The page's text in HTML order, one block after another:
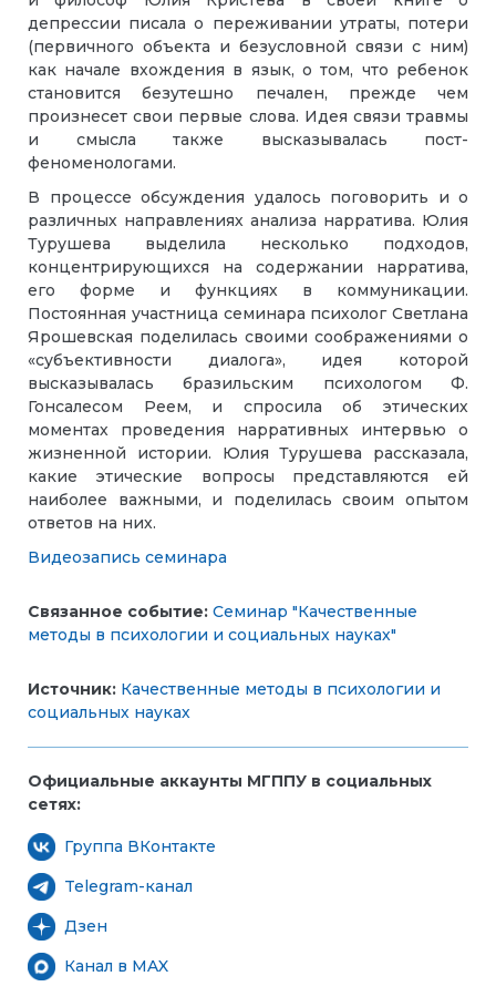
депрессии писала о переживании утраты, потери
(первичного объекта и безусловной связи с ним)
как начале вхождения в язык, о том, что ребенок
становится безутешно печален, прежде чем
произнесет свои первые слова. Идея связи травмы
и смысла также высказывалась пост-
феноменологами.
В процессе обсуждения удалось поговорить и о
различных направлениях анализа нарратива. Юлия
Турушева выделила несколько подходов,
концентрирующихся на содержании нарратива,
его форме и функциях в коммуникации.
Постоянная участница семинара психолог Светлана
Ярошевская поделилась своими соображениями о
«субъективности диалога», идея которой
высказывалась бразильским психологом Ф.
Гонсалесом Реем, и спросила об этических
моментах проведения нарративных интервью о
жизненной истории. Юлия Турушева рассказала,
какие этические вопросы представляются ей
наиболее важными, и поделилась своим опытом
ответов на них.
Видеозапись семинара
Связанное событие: Семинар "Качественные
методы в психологии и социальных науках"
Источник: Качественные методы в психологии и
социальных науках
Официальные аккаунты МГППУ в социальных
сетях:
Группа ВКонтакте
Telegram-канал
Дзен
Канал в MAX